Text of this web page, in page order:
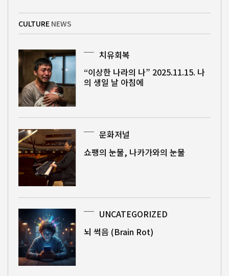
CULTURE NEWS
치유회복
“이상한 나라의 나” 2025.11.15. 나
의 생일 날 아침에
문화저널
쇼팽의 눈물, 나카가와의 눈물
UNCATEGORIZED
뇌 썩음 (Brain Rot)